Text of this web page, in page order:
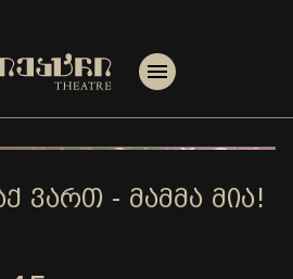
ᲕᲐᲠᲗ - ᲛᲐᲛᲛᲐ ᲛᲘᲐ!